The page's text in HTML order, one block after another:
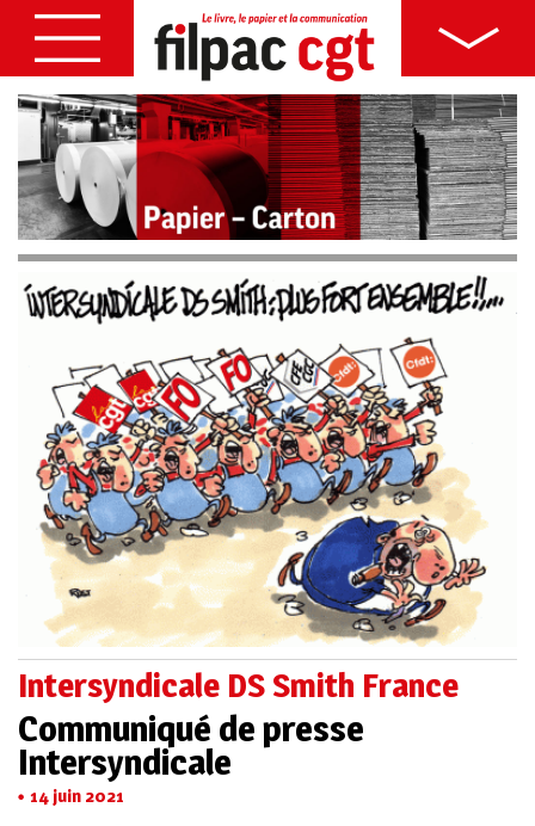
Intersyndicale DS Smith France
Communiqué de presse
Intersyndicale
14 juin 2021